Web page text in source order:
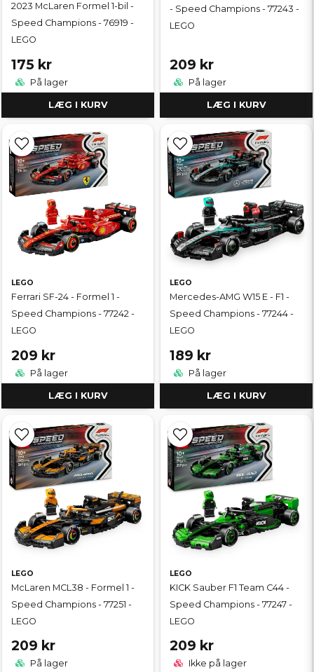
2023 McLaren Formel 1-bil -
Speed Champions - 76919 -
LEGO
175 kr
På lager
LÆG I KURV
- Speed Champions - 77243 -
LEGO
209 kr
På lager
LÆG I KURV
LEGO
Ferrari SF-24 - Formel 1 -
Speed Champions - 77242 -
LEGO
209 kr
På lager
LÆG I KURV
LEGO
Mercedes-AMG W15 E - F1 -
Speed Champions - 77244 -
LEGO
189 kr
På lager
LÆG I KURV
LEGO
McLaren MCL38 - Formel 1 -
Speed Champions - 77251 -
LEGO
209 kr
På lager
LEGO
KICK Sauber F1 Team C44 -
Speed Champions - 77247 -
LEGO
209 kr
Ikke på lager